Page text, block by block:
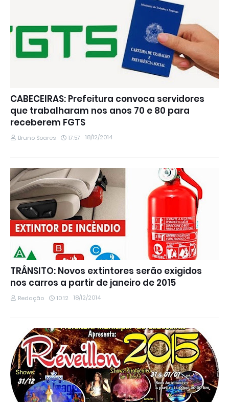
CABECEIRAS: Prefeitura convoca servidores
que trabalharam nos anos 70 e 80 para
receberem FGTS
Bruno Soares 17:57 18/12/2014
TRÂNSITO: Novos extintores serão exigidos
nos carros a partir de janeiro de 2015
Redação 10:12 18/12/2014